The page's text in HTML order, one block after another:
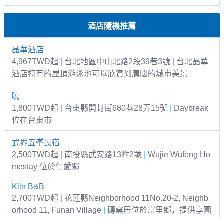
酒店隨機推薦
晶華酒店
4,967TWD起
台北地區中山北路2段39巷3號
台北晶華
酒店特有的屋頂游泳池可以欣賞到廣闊的城市美景
曉
1,800TWD起
台東縣開封街680巷28弄1​​​​5號
Daybreak
位在台東市
武界五峯民宿
2,500TWD起
南投縣武安路13附2號
Wujie Wufeng Ho
mestay 位於仁愛鄉
Kiln B&B
2,700TWD起
花蓮縣Neighborhood 11No.20-2, Neighb
orhood 11, Funan Village
磚窯居位於富里鄉，提供享園